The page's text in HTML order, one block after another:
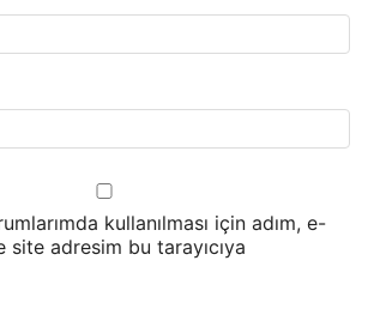
kullanılması için adım, e-
adresim bu tarayıcıya